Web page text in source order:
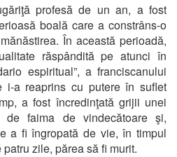
profesă de un an, a fost
boală care a constrâns-o
În această perioadă,
răspândită pe atunci în
espiritual”, a franciscanului
i-a reaprins cu putere în suflet
a fost încredinţată grijii unei
faima de vindecătoare şi,
a fi îngropată de vie, în timpul
zile, părea să fi murit.